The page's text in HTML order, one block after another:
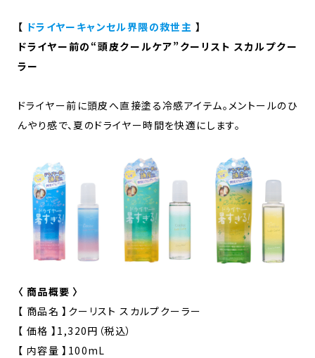
【 ドライヤーキャンセル界隈の救世主 】
ドライヤー前の“頭皮クールケア”クーリスト スカルプクー
ラー
ドライヤー前に頭皮へ直接塗る冷感アイテム。メントールのひ
んやり感で、夏のドライヤー時間を快適にします。
〈 商品概要 〉
【 商品名 】クーリスト スカルプクーラー
【 価格 】1,320円（税込）
【 内容量 】100mL